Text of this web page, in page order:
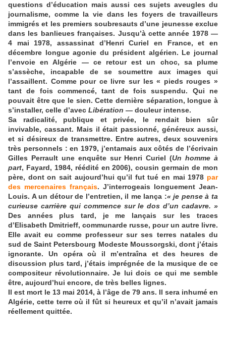
questions d’éducation mais aussi ces sujets aveugles du
journalisme, comme la vie dans les foyers de travailleurs
immigrés et les premiers soubresauts d’une jeunesse exclue
dans les banlieues françaises. Jusqu’à cette année 1978 —
4 mai 1978, assassinat d’Henri Curiel en France, et en
décembre longue agonie du président algérien. Le journal
l’envoie en Algérie — ce retour est un choc, sa plume
s’assèche, incapable de se soumettre aux images qui
l’assaillent. Comme pour ce livre sur les « pieds rouges »
tant de fois commencé, tant de fois suspendu. Qui ne
pouvait être que le sien. Cette dernière séparation, longue à
s’installer, celle d’avec Libération — douleur intense.
Sa radicalité, publique et privée, le rendait bien sûr
invivable, cassant. Mais il était passionné, généreux aussi,
et si désireux de transmettre. Entre autres, deux souvenirs
très personnels : en 1979, j’entamais aux côtés de l’écrivain
Gilles Perrault une enquête sur Henri Curiel (Un homme à
part, Fayard, 1984, réédité en 2006), cousin germain de mon
père, dont on sait aujourd’hui qu’il fut tué en mai 1978 par
des mercenaires français. J’interrogeais longuement Jean-
Louis. A un détour de l’entretien, il me lança :« je pense à ta
curieuse carrière qui commence sur le dos d’un cadavre. »
Des années plus tard, je me lançais sur les traces
d’Elisabeth Dmitrieff, communarde russe, pour un autre livre.
Elle avait eu comme professeur sur ses terres natales du
sud de Saint Petersbourg Modeste Moussorgski, dont j’étais
ignorante. Un opéra où il m’entraîna et des heures de
discussion plus tard, j’étais imprégnée de la musique de ce
compositeur révolutionnaire. Je lui dois ce qui me semble
être, aujourd’hui encore, de très belles lignes.
Il est mort le 13 mai 2014, à l’âge de 79 ans. Il sera inhumé en
Algérie, cette terre où il fût si heureux et qu’il n’avait jamais
réellement quittée.